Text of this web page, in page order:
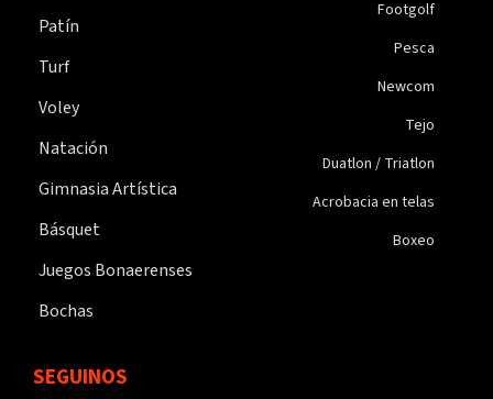
Patín
Turf
Voley
Natación
Gimnasia Artística
Básquet
Juegos Bonaerenses
Bochas
Footgolf
Pesca
Newcom
Tejo
Duatlon / Triatlon
Acrobacia en telas
Boxeo
SEGUINOS